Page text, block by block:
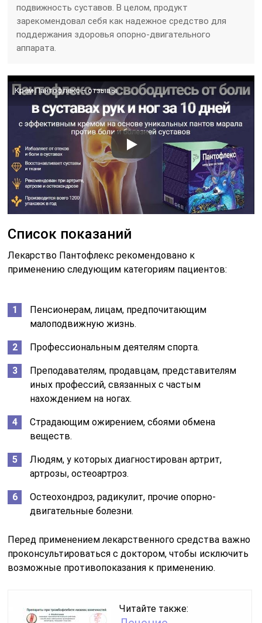
подвижность суставов. В целом, продукт
зарекомендовал себя как надежное средство для
поддержания здоровья опорно-двигательного
аппарата.
Крем Пантофлекс – отзывы
Список показаний
Лекарство Пантофлекс рекомендовано к
применению следующим категориям пациентов:
Пенсионерам, лицам, предпочитающим
малоподвижную жизнь.
Профессиональным деятелям спорта.
Преподавателям, продавцам, представителям
иных профессий, связанных с частым
нахождением на ногах.
Страдающим ожирением, сбоями обмена
веществ.
Людям, у которых диагностирован артрит,
артрозы, остеоартроз.
Остеохондроз, радикулит, прочие опорно-
двигательные болезни.
Перед применением лекарственного средства важно
проконсультироваться с доктором, чтобы исключить
возможные противопоказания к применению.
Читайте также: